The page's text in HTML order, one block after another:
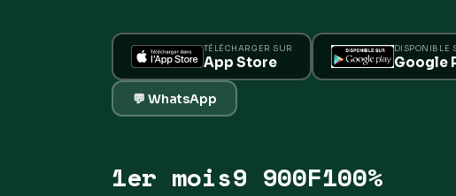
TÉLÉCHARGER SUR
App Store
DISPONIBLE
Google
💬 WhatsApp
1er mois9 900F100%